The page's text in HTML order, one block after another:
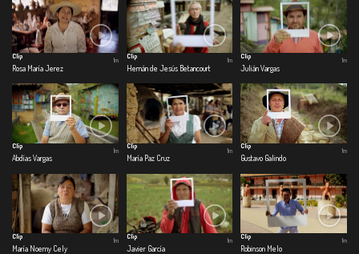
Clip
Rosa María Jerez
1m
Clip
Hernán de Jesús Betancourt
1m
Clip
Julián Vargas
1m
Clip
Abdías Vargas
1m
Clip
María Paz Cruz
1m
Clip
Gustavo Galindo
1m
Clip
María Noemy Cely
1m
Clip
Javier García
1m
Clip
Robinson Melo
1m